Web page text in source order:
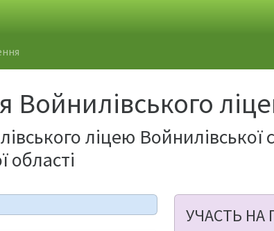
Войнилівського
ліцею
області
УЧАСТЬ НА